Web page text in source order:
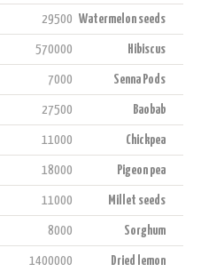
Watermelon seeds
29500
Hibiscus
570000
Senna Pods
7000
Baobab
27500
Chickpea
11000
Pigeon pea
18000
Millet seeds
11000
Sorghum
8000
Dried lemon
1400000